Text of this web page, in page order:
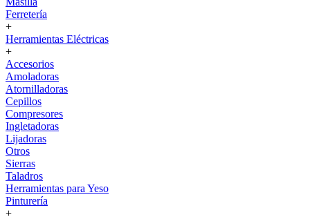
Ferretería
+
Herramientas Eléctricas
+
Accesorios
Amoladoras
Atornilladoras
Cepillos
Compresores
Ingletadoras
Lijadoras
Otros
Sierras
Taladros
Herramientas para Yeso
Pinturería
+